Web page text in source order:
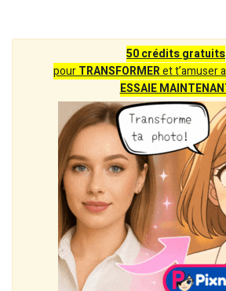
50 crédits gratuits
pourTRANSFORMERet t’amuser
ESSAIE